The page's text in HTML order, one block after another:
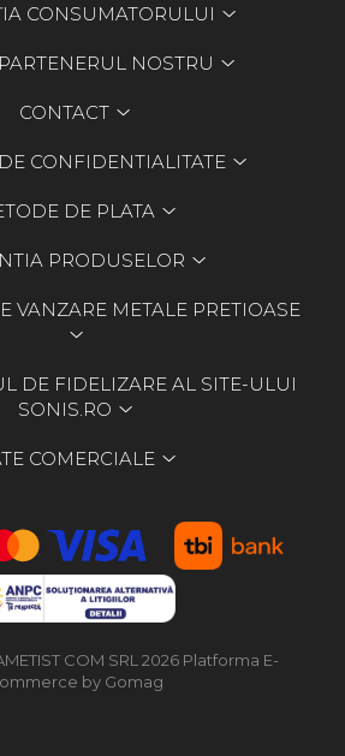
CONSUMATORULUI
NOSTRU
CONTACT
CONFIDENTIALITATE
DE PLATA
PRODUSELOR
VANZARE METALE PRETIOASE
DE FIDELIZARE AL SITE-ULUI
SONIS.RO
COMERCIALE
COM SRL 2026 Platforma E-
by Gomag